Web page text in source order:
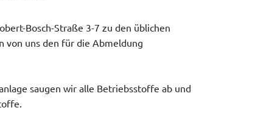
Bosch-Straße 3-7 zu den üblichen
von uns den für die Abmeldung
saugen wir alle Betriebsstoffe ab und